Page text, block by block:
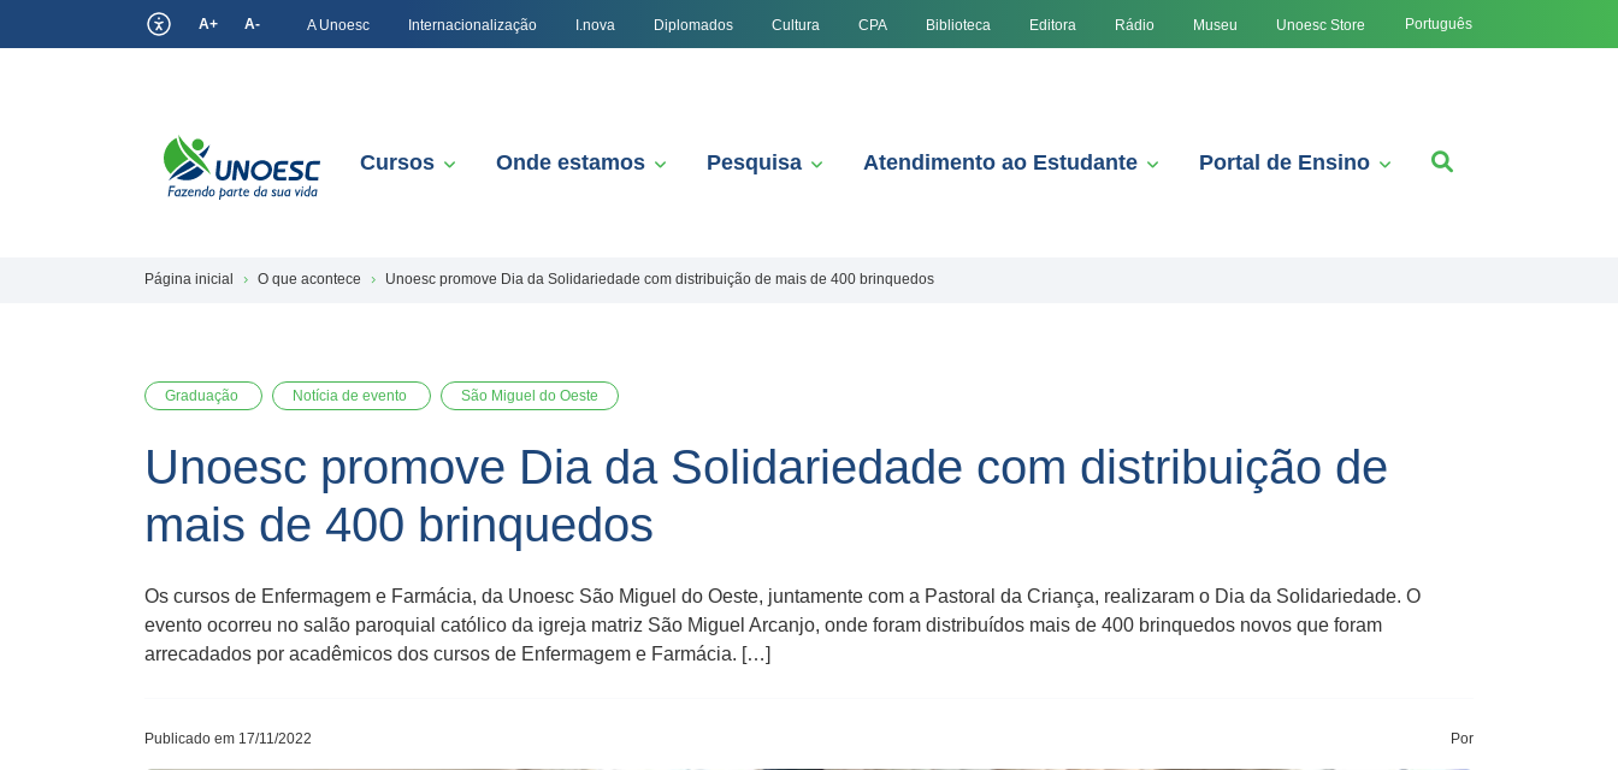
A+ A- A Unoesc Internacionalização I.nova Diplomados Cultura CPA Biblioteca Editora Rádio Museu Unoesc Store Português
Cursos Onde estamos Pesquisa Atendimento ao Estudante Portal de Ensino
Página inicial O que acontece Unoesc promove Dia da Solidariedade com distribuição de mais de 400 brinquedos
Graduação Notícia de evento São Miguel do Oeste
Unoesc promove Dia da Solidariedade com distribuição de
mais de 400 brinquedos
Os cursos de Enfermagem e Farmácia, da Unoesc São Miguel do Oeste, juntamente com a Pastoral da Criança, realizaram o Dia da Solidariedade. O
evento ocorreu no salão paroquial católico da igreja matriz São Miguel Arcanjo, onde foram distribuídos mais de 400 brinquedos novos que foram
arrecadados por acadêmicos dos cursos de Enfermagem e Farmácia. […]
Publicado em 17/11/2022 Por